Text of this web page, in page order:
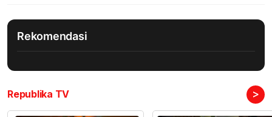
Rekomendasi
Republika TV >